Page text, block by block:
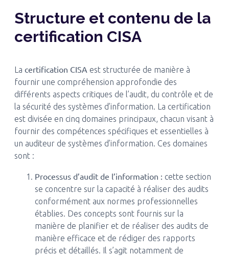
Structure et contenu de la
certification CISA
La certification CISA est structurée de manière à
fournir une compréhension approfondie des
différents aspects critiques de l’audit, du contrôle et de
la sécurité des systèmes d’information. La certification
est divisée en cinq domaines principaux, chacun visant à
fournir des compétences spécifiques et essentielles à
un auditeur de systèmes d’information. Ces domaines
sont :
Processus d’audit de l’information : cette section
se concentre sur la capacité à réaliser des audits
conformément aux normes professionnelles
établies. Des concepts sont fournis sur la
manière de planifier et de réaliser des audits de
manière efficace et de rédiger des rapports
précis et détaillés. Il s’agit notamment de